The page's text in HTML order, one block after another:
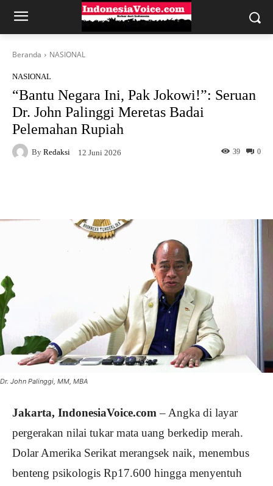
Beranda NASIONAL
NASIONAL
“Bantu Negara Ini, Pak Jokowi!”: Seruan
Dr. John Palinggi Meretas Badai
Pelemahan Rupiah
By Redaksi 12 Juni 2026 0
39
Dr. John Palinggi, MM, MBA
Jakarta, IndonesiaVoice.com– Angka di layar
pergerakan nilai tukar mata uang berkedip merah.
Dolar Amerika Serikat merangsek naik, menembus
benteng psikologis Rp17.600 hingga menyentuh